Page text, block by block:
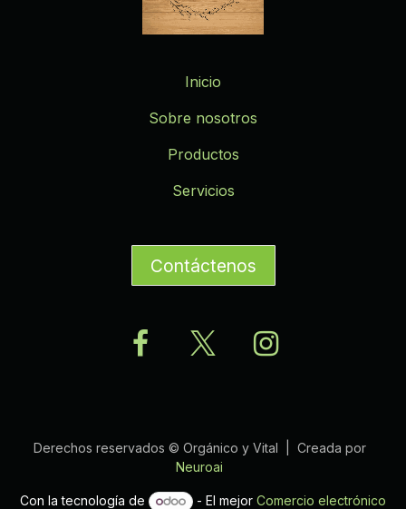
Inicio
Sobre nosotros
Productos
Servicios
Contáctenos
Derechos reservados © Orgánico y Vital | Creada por
Neuroai
Con la tecnología de - El mejor Comercio electrónico